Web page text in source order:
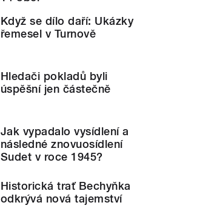
Když se dílo daří: Ukázky
řemesel v Turnově
Hledači pokladů byli
úspěšní jen částečně
Jak vypadalo vysídlení a
následné znovuosídlení
Sudet v roce 1945?
Historická trať Bechyňka
odkrývá nová tajemství